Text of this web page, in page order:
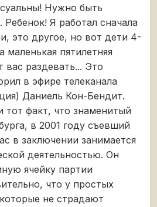
Нужно быть
Ребенок! Я работал сначала
это другое, но вот дети 4-
маленькая пятилетняя
вас раздевать... Это
в эфире телеканала
Даниель Кон-Бендит.
тот факт, что знаменитый
в 2001 году съевший
в заключении занимается
деятельностью. Он
ячейку партии
что у простых
не страдают